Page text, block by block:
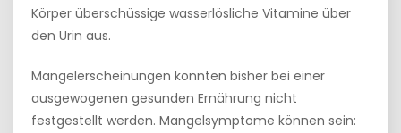
Körper überschüssige wasserlösliche Vitamine über
den Urin aus.
Mangelerscheinungen konnten bisher bei einer
ausgewogenen gesunden Ernährung nicht
festgestellt werden. Mangelsymptome können sein: